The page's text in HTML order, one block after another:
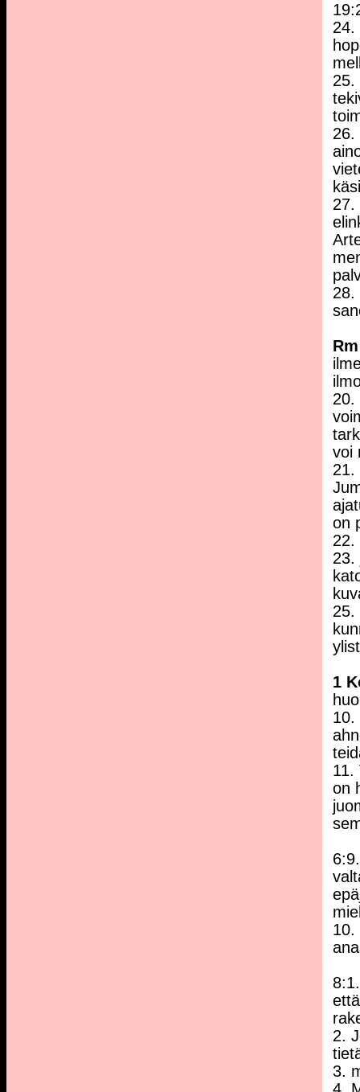
24.
25.
26.
27.
28.
Rm
20.
voi
21.
on
22.
23.
25.
1
10.
11.
on
10.
2.
3.